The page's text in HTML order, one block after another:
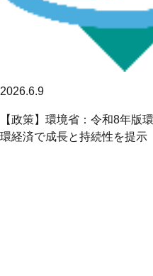
2026.6.9
【政策】環境省：令和8年版
環経済で成長と持続性を提示